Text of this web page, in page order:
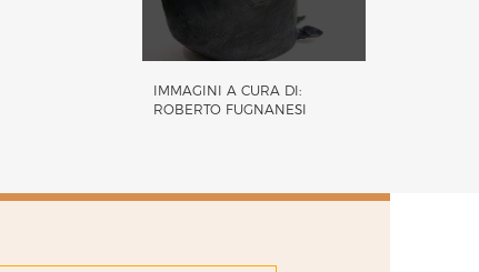
IMMAGINI A CURA DI:
ROBERTO FUGNANESI